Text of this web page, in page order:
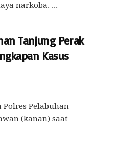
narkoba. ...
Tanjung Perak
Kasus
Polres Pelabuhan
(kanan) saat